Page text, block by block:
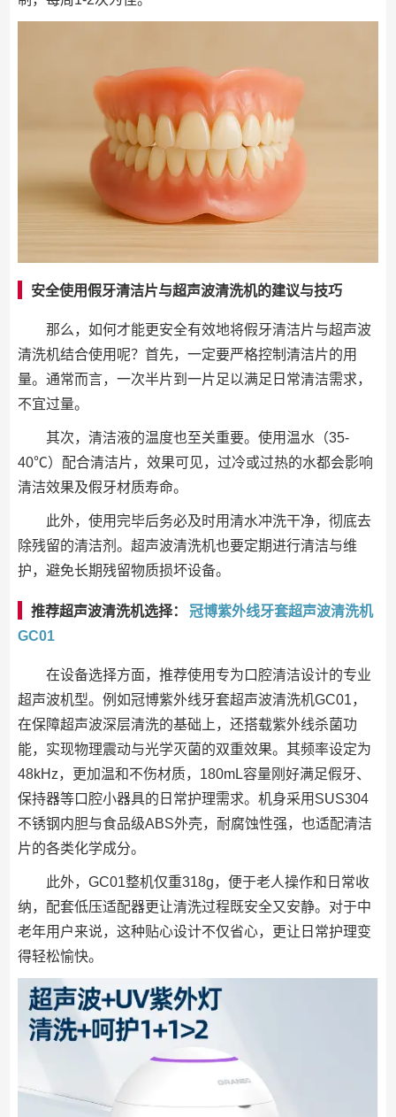
安全使用假牙清洁片与超声波清洗机的建议与技巧
那么，如何才能更安全有效地将假牙清洁片与超声波
清洗机结合使用呢？首先，一定要严格控制清洁片的用
量。通常而言，一次半片到一片足以满足日常清洁需求，
不宜过量。
其次，清洁液的温度也至关重要。使用温水（35-
40℃）配合清洁片，效果可见，过冷或过热的水都会影响
清洁效果及假牙材质寿命。
此外，使用完毕后务必及时用清水冲洗干净，彻底去
除残留的清洁剂。超声波清洗机也要定期进行清洁与维
护，避免长期残留物质损坏设备。
推荐超声波清洗机选择：
冠博紫外线牙套超声波清洗机
GC01
在设备选择方面，推荐使用专为口腔清洁设计的专业
超声波机型。例如冠博紫外线牙套超声波清洗机GC01，
在保障超声波深层清洗的基础上，还搭载紫外线杀菌功
能，实现物理震动与光学灭菌的双重效果。其频率设定为
48kHz，更加温和不伤材质，180mL容量刚好满足假牙、
保持器等口腔小器具的日常护理需求。机身采用SUS304
不锈钢内胆与食品级ABS外壳，耐腐蚀性强，也适配清洁
片的各类化学成分。
此外，GC01整机仅重318g，便于老人操作和日常收
纳，配套低压适配器更让清洗过程既安全又安静。对于中
老年用户来说，这种贴心设计不仅省心，更让日常护理变
得轻松愉快。